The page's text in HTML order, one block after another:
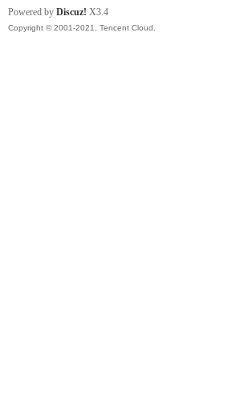
Powered by Discuz! X3.4
Copyright © 2001-2021, Tencent Cloud.